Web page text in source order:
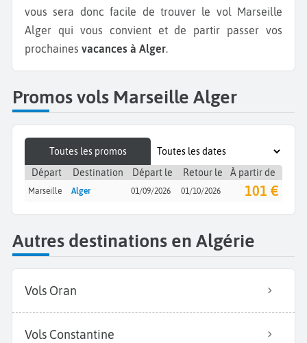
vous sera donc facile de trouver le vol Marseille
Alger qui vous convient et de partir passer vos
prochaines vacances à Alger
Promos vols Marseille Alger
Toutes les promos
Départ
Destination Départ le Retour le À partir de
Marseille Alger 01/09/2026 01/10/2026 101 €
Autres destinations en Algérie
Vols Oran
Vols Constantine